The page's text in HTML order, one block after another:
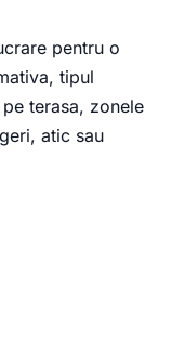
pentru o
tipul
terasa, zonele
atic sau